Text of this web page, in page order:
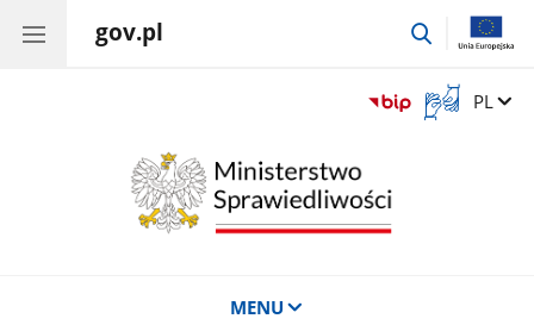
gov.pl
przejdź
Otwórz
okno
Zmień
PL
MENU